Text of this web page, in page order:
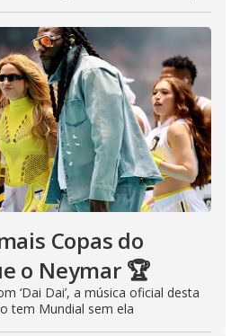
Copas do
o Neymar 🏆
‘Dai Dai’, a música oficial desta
tem Mundial sem ela